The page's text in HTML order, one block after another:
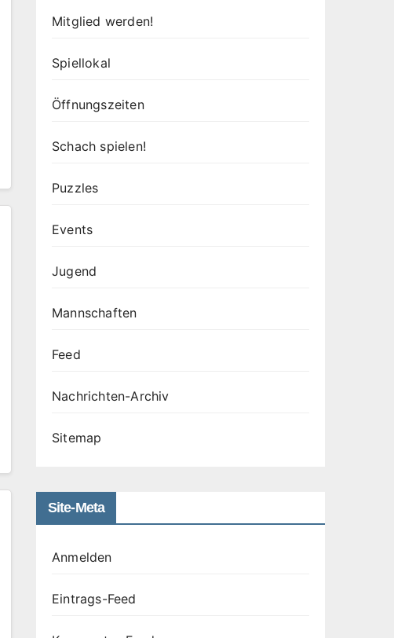
Mitglied werden!
Spiellokal
Öffnungszeiten
Schach spielen!
Puzzles
Events
Jugend
Mannschaften
Feed
Nachrichten-Archiv
Sitemap
Site-Meta
Anmelden
Eintrags-Feed